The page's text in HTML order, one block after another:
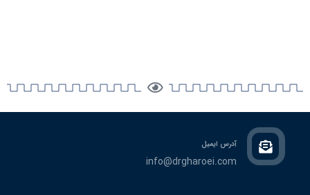
آدرس ایمیل
info@drgharoei.com